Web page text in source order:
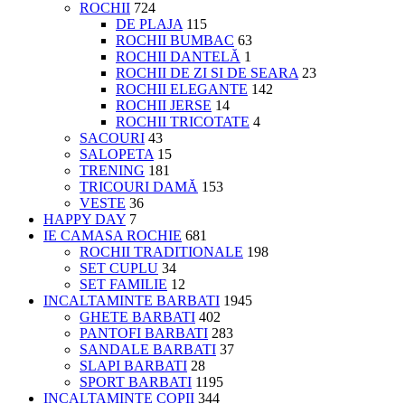
ROCHII 724
DE PLAJA 115
ROCHII BUMBAC 63
ROCHII DANTELĂ 1
ROCHII DE ZI SI DE SEARA 23
ROCHII ELEGANTE 142
ROCHII JERSE 14
ROCHII TRICOTATE 4
SACOURI 43
SALOPETA 15
TRENING 181
TRICOURI DAMĂ 153
VESTE 36
HAPPY DAY 7
IE CAMASA ROCHIE 681
ROCHII TRADITIONALE 198
SET CUPLU 34
SET FAMILIE 12
INCALTAMINTE BARBATI 1945
GHETE BARBATI 402
PANTOFI BARBATI 283
SANDALE BARBATI 37
SLAPI BARBATI 28
SPORT BARBATI 1195
INCALTAMINTE COPII 344